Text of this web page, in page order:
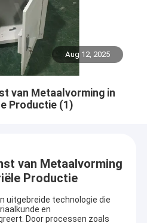
Aug 12, 2025
van Metaalvorming in
Productie (1)
van Metaalvorming
Productie
uitgebreide technologie die
en
Door processen zoals